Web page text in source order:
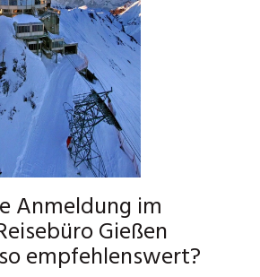
Anmeldung im
Gießen
empfehlenswert?